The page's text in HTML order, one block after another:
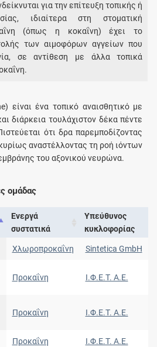
για την επίτευξη τοπικής ή
ιδιαίτερα στη στοματική
(όπως η κοκαΐνη) έχει το
των αιμοφόρων αγγείων που
σε αντίθεση με άλλα τοπικά
είναι ένα τοπικό αναισθητικό με
διάρκεια τουλάχιστον δέκα πέντε
ότι δρα παρεμποδίζοντας
αναστέλλοντας τη ροή ιόντων
του αξονικού νευρώνα.
ομάδας
Ενεργά
συστατικά
Υπεύθυνος
κυκλοφορίας
Χλωροπροκαΐνη Sintetica GmbH
Προκαΐνη Ι.Φ.Ε.Τ. A.E.
Προκαΐνη Ι.Φ.Ε.Τ. A.E.
Προκαΐνη Ι.Φ.Ε.Τ. A.E.